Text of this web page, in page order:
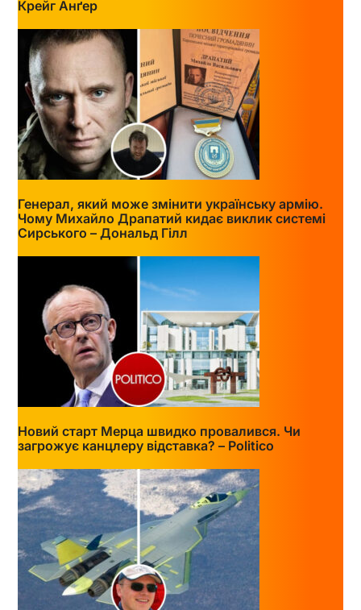
Крейг Анґер
Генерал, який може змінити українську армію.
Чому Михайло Драпатий кидає виклик системі
Сирського – Дональд Гілл
Новий старт Мерца швидко провалився. Чи
загрожує канцлеру відставка? – Politico